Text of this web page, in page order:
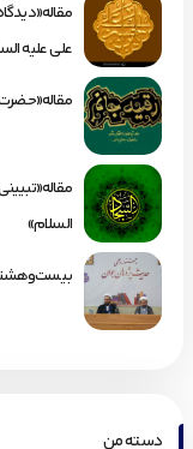
علی علیه
السلام»
دسته من